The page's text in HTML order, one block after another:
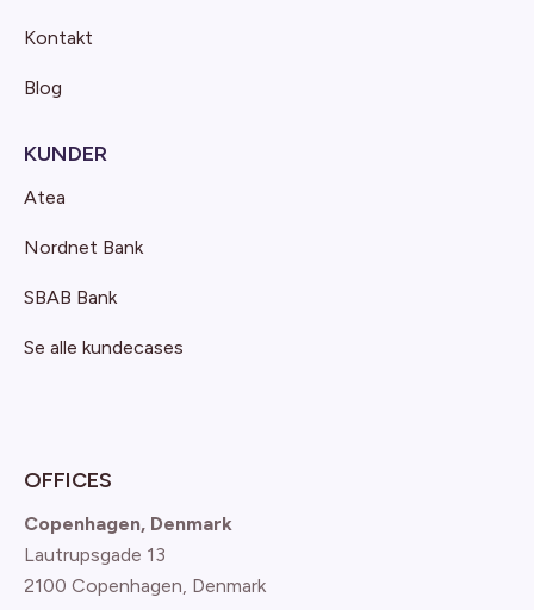
Kontakt
Blog
KUNDER
Atea
Nordnet Bank
SBAB Bank
Se alle kundecases
OFFICES
Copenhagen, Denmark
Lautrupsgade 13
2100 Copenhagen , Denmark